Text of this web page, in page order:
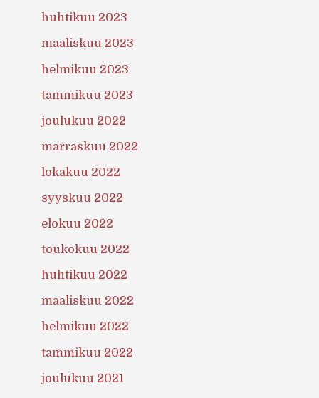
huhtikuu 2023
maaliskuu 2023
helmikuu 2023
tammikuu 2023
joulukuu 2022
marraskuu 2022
lokakuu 2022
syyskuu 2022
elokuu 2022
toukokuu 2022
huhtikuu 2022
maaliskuu 2022
helmikuu 2022
tammikuu 2022
joulukuu 2021